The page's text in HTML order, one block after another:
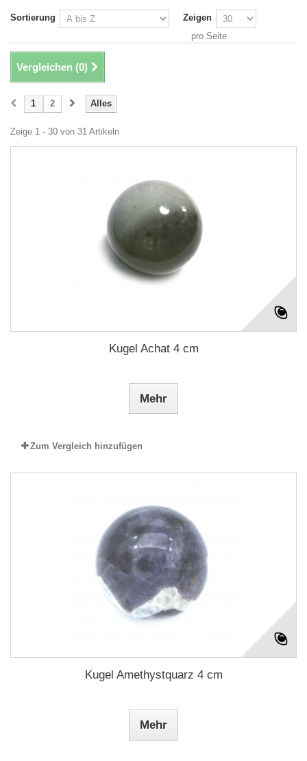
Sortierung
Zeigen
pro Seite
Vergleichen (0)
Alles
1 2
Zeige 1 - 30 von 31 Artikeln
Kugel Achat 4 cm
Mehr
Zum Vergleich hinzufügen
Kugel Amethystquarz 4 cm
Mehr